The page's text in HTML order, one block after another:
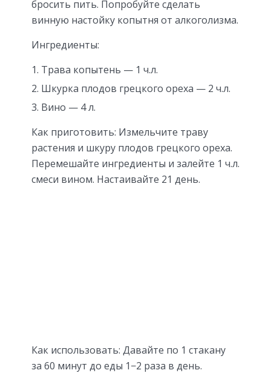
бросить пить. Попробуйте сделать
винную настойку копытня от алкоголизма.
Ингредиенты:
Трава копытень — 1 ч.л.
Шкурка плодов грецкого ореха — 2 ч.л.
Вино — 4 л.
Как приготовить: Измельчите траву
растения и шкуру плодов грецкого ореха.
Перемешайте ингредиенты и залейте 1 ч.л.
смеси вином. Настаивайте 21 день.
Как использовать: Давайте по 1 стакану
за 60 минут до еды 1−2 раза в день.